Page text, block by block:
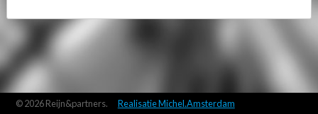
© 2026 Reijn&partners. Realisatie Michel.Amsterdam